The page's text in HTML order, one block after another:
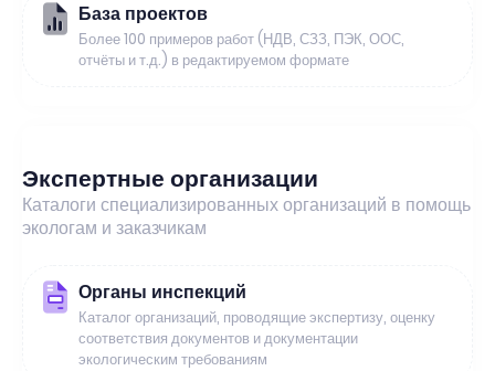
База проектов
Более 100 примеров работ (НДВ, СЗЗ, ПЭК, ООС,
отчёты и т.д.) в редактируемом формате
Экспертные организации
Каталоги специализированных организаций в помощь
экологам и заказчикам
Органы инспекций
Каталог организаций, проводящие экспертизу, оценку
соответствия документов и документации
экологическим требованиям